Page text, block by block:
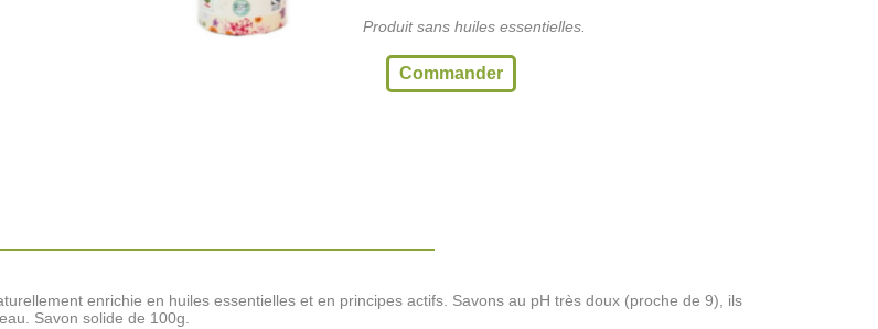
Produit sans huiles essentielles.
Commander
enrichie en huiles essentielles et en principes actifs. Savons au pH très doux (proche de 9), ils
Savon solide de 100g.